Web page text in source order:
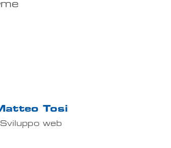
Tosi
Sviluppo web